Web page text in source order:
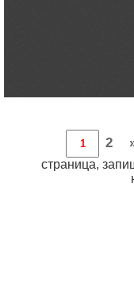
2
страница,